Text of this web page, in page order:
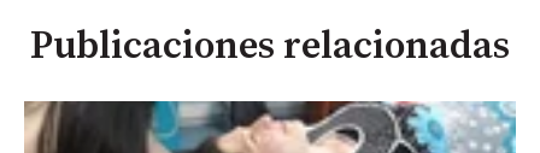
Publicaciones relacionadas